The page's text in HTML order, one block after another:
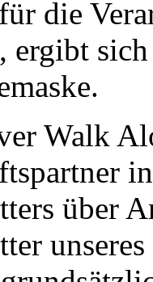
die
ergibt
Walk
über